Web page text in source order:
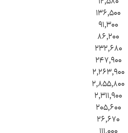
۱۳۶,۵۰۰
۹۱,۳۰۰
۸۶,۲۰۰
۲۳۲,۶۸۰
۲۴۷,۹۰۰
۲,۲۶۳,۹۰۰
۲,۸۵۵,۸۰۰
۲,۳۱۱,۹۰۰
۲۰۵,۶۰۰
۲۶,۶۷۰